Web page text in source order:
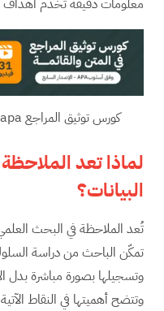
كورس توثيق المراجع apa الإصدار السابع في المتن والقائمة
لماذا تعد
البيانات؟
تُعد الملاحظة في البحث
تمكّن الباحث من دراسة
وتسجيلها بصورة مباشرة بدل
وتتضح أهميتها في النقاط